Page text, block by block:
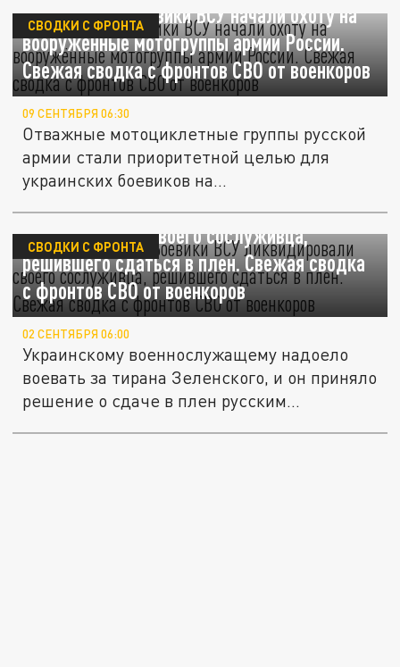
Опомнились. Боевики ВСУ начали охоту на
вооружённые мотогруппы армии России.
Свежая сводка с фронтов СВО от военкоров
СВОДКИ С ФРОНТА
09 СЕНТЯБРЯ 06:30
Отважные мотоциклетные группы русской
армии стали приоритетной целью для
украинских боевиков на...
Надоело воевать. Боевики ВСУ
ликвидировали своего сослуживца,
решившего сдаться в плен. Свежая сводка
с фронтов СВО от военкоров
СВОДКИ С ФРОНТА
02 СЕНТЯБРЯ 06:00
Украинскому военнослужащему надоело
воевать за тирана Зеленского, и он приняло
решение о сдаче в плен русским...